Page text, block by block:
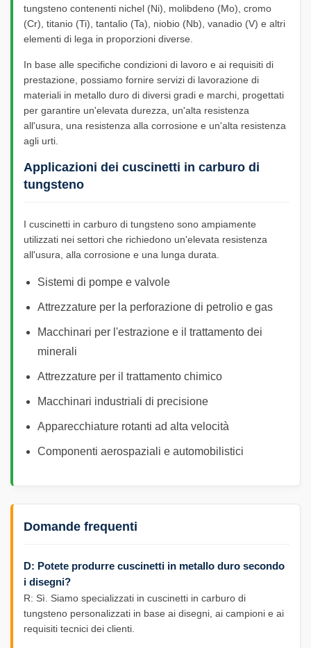
tungsteno contenenti nichel (Ni), molibdeno (Mo), cromo
(Cr), titanio (Ti), tantalio (Ta), niobio (Nb), vanadio (V) e altri
elementi di lega in proporzioni diverse.
In base alle specifiche condizioni di lavoro e ai requisiti di
prestazione, possiamo fornire servizi di lavorazione di
materiali in metallo duro di diversi gradi e marchi, progettati
per garantire un'elevata durezza, un'alta resistenza
all'usura, una resistenza alla corrosione e un'alta resistenza
agli urti.
Applicazioni dei cuscinetti in carburo di
tungsteno
I cuscinetti in carburo di tungsteno sono ampiamente
utilizzati nei settori che richiedono un'elevata resistenza
all'usura, alla corrosione e una lunga durata.
Sistemi di pompe e valvole
Attrezzature per la perforazione di petrolio e gas
Macchinari per l'estrazione e il trattamento dei
minerali
Attrezzature per il trattamento chimico
Macchinari industriali di precisione
Apparecchiature rotanti ad alta velocità
Componenti aerospaziali e automobilistici
Domande frequenti
D: Potete produrre cuscinetti in metallo duro secondo
i disegni?
R: Sì. Siamo specializzati in cuscinetti in carburo di
tungsteno personalizzati in base ai disegni, ai campioni e ai
requisiti tecnici dei clienti.